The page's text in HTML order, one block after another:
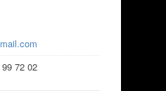
72 02